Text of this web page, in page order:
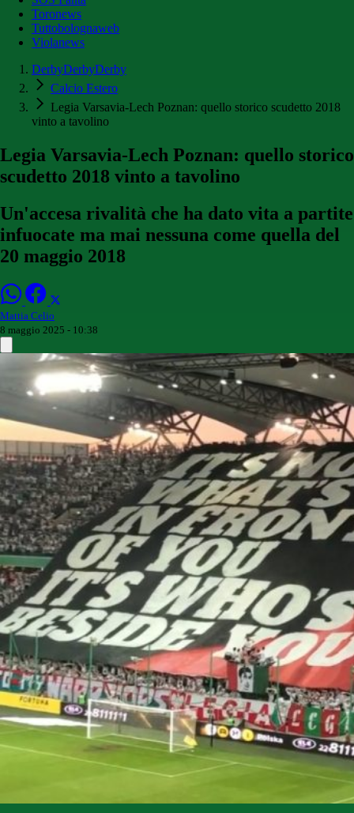
Toronews
Tuttobolognaweb
Violanews
DerbyDerbyDerby
Calcio Estero
Legia Varsavia-Lech Poznan: quello storico scudetto 2018
vinto a tavolino
Legia Varsavia-Lech Poznan: quello storico
scudetto 2018 vinto a tavolino
Un'accesa rivalità che ha dato vita a partite
infuocate ma mai nessuna come quella del
20 maggio 2018
Mattia Celio
8 maggio 2025 - 10:38